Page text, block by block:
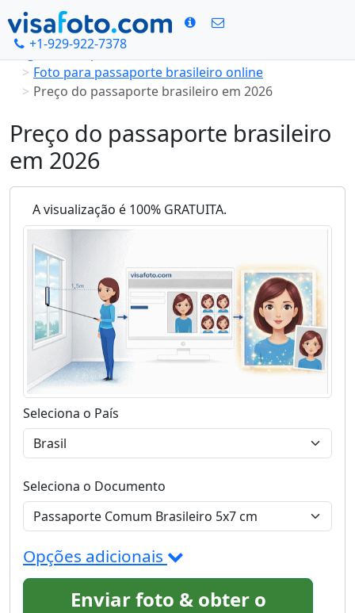
+1-929-922-7378
Página Principal
Foto para passaporte brasileiro online
Preço do passaporte brasileiro em 2026
Preço do passaporte brasileiro
em 2026
A visualização é 100% GRATUITA.
Seleciona o País
Seleciona o Documento
Opções adicionais
Enviar foto & obter o